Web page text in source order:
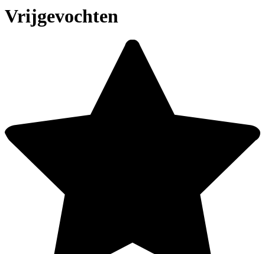
Vrijgevochten